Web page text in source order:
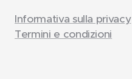
Informativa sulla privacy
Termini e condizioni